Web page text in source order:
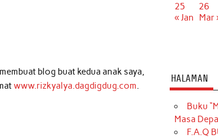
blog buat kedua anak saya,
www.rizkyalya.dagdigdug.com.
25 26
« Jan
Mar
HALAMAN
Buku
Masa
F.A.Q